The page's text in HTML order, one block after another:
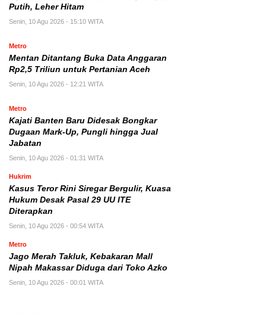
Putih, Leher Hitam
Senin, 10 Agu 2026 - 15:10 WITA
Metro
Mentan Ditantang Buka Data Anggaran
Rp2,5 Triliun untuk Pertanian Aceh
Senin, 10 Agu 2026 - 12:21 WITA
Metro
Kajati Banten Baru Didesak Bongkar
Dugaan Mark-Up, Pungli hingga Jual
Jabatan
Senin, 10 Agu 2026 - 01:31 WITA
Hukrim
Kasus Teror Rini Siregar Bergulir, Kuasa
Hukum Desak Pasal 29 UU ITE
Diterapkan
Senin, 10 Agu 2026 - 00:54 WITA
Metro
Jago Merah Takluk, Kebakaran Mall
Nipah Makassar Diduga dari Toko Azko
Senin, 10 Agu 2026 - 00:01 WITA